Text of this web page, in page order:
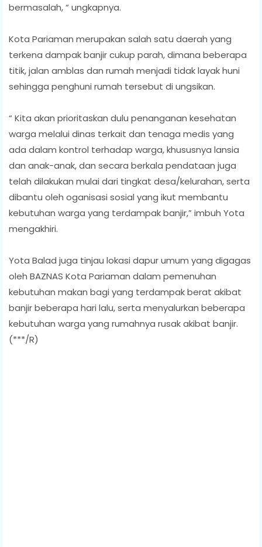
bermasalah, “ ungkapnya.
Kota Pariaman merupakan salah satu daerah yang
terkena dampak banjir cukup parah, dimana beberapa
titik, jalan amblas dan rumah menjadi tidak layak huni
sehingga penghuni rumah tersebut di ungsikan.
“ Kita akan prioritaskan dulu penanganan kesehatan
warga melalui dinas terkait dan tenaga medis yang
ada dalam kontrol terhadap warga, khususnya lansia
dan anak-anak, dan secara berkala pendataan juga
telah dilakukan mulai dari tingkat desa/kelurahan, serta
dibantu oleh oganisasi sosial yang ikut membantu
kebutuhan warga yang terdampak banjir,” imbuh Yota
mengakhiri.
Yota Balad juga tinjau lokasi dapur umum yang digagas
oleh BAZNAS Kota Pariaman dalam pemenuhan
kebutuhan makan bagi yang terdampak berat akibat
banjir beberapa hari lalu, serta menyalurkan beberapa
kebutuhan warga yang rumahnya rusak akibat banjir.
(***/R)